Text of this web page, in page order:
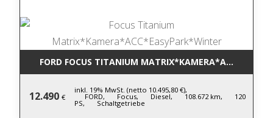
FORD FOCUS TITANIUM
12.490 €
inkl. 19% MwSt. (netto 10.495,80 €),
FORD, Focus, Diesel, 108.672 km, 120
PS, Schaltgetriebe